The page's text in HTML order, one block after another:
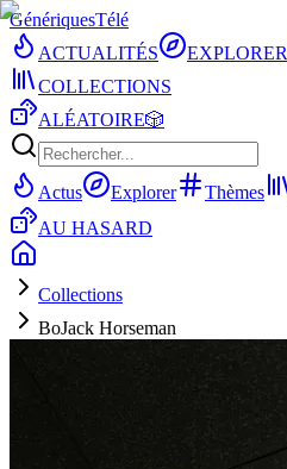
GénériquesTélé
ACTUALITÉS
EXPLORER
COLLECTIONS
ALÉATOIRE🎲
Actus Explorer Thèmes
AU HASARD
Collections
BoJack Horseman